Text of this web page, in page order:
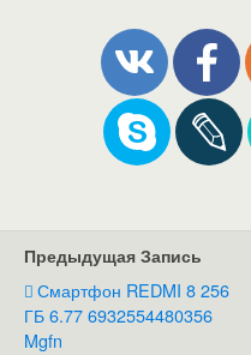
Предыдущая Запись
Смартфон REDMI 8 256
ГБ 6.77 6932554480356
Mgfn